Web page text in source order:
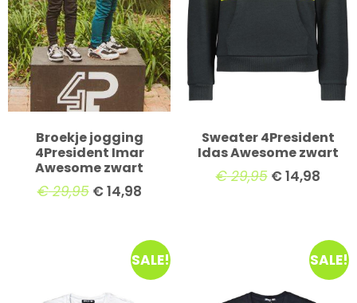
Broekje jogging
4President Imar
Awesome zwart
€29,95 €14,98
Sweater 4President
Idas Awesome zwart
€29,95 €14,98
SALE! SALE!